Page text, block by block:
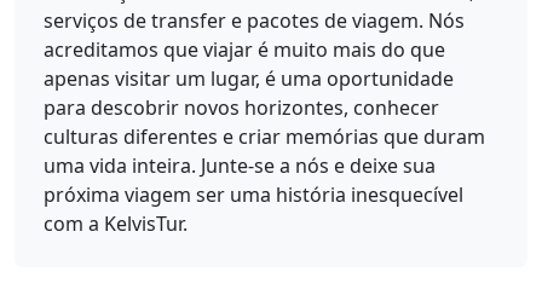
serviços de transfer e pacotes de viagem. Nós
acreditamos que viajar é muito mais do que
apenas visitar um lugar, é uma oportunidade
para descobrir novos horizontes, conhecer
culturas diferentes e criar memórias que duram
uma vida inteira. Junte-se a nós e deixe sua
próxima viagem ser uma história inesquecível
com a KelvisTur.